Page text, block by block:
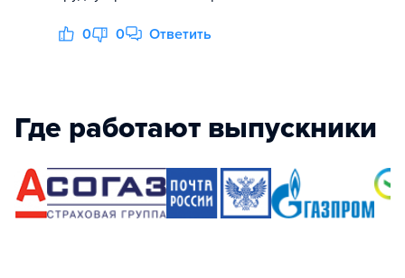
0 0 Ответить
Где работают выпускники